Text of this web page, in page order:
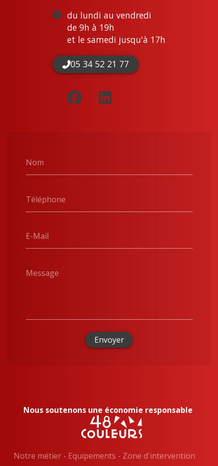
Nom
Téléphone
E-Mail
Message
Envoyer
du lundi au vendredi
de 9h à 19h
et le samedi jusqu'à 17h
05 34 52 21 77
Nous soutenons une économie responsable
Notre métier- Equipements - Zone d'intervention